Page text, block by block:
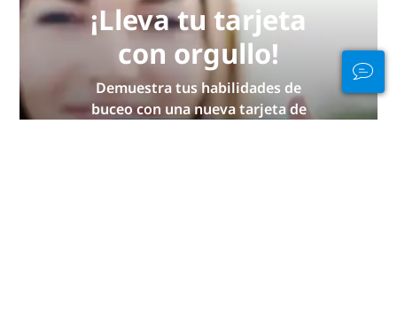
¡Lleva tu tarjeta
con orgullo!
Demuestra tus habilidades de
buceo con una nueva tarjeta de